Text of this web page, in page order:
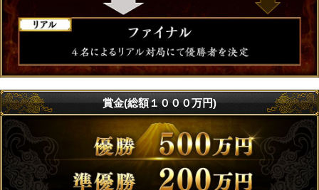
賞金(総額１０００万円)